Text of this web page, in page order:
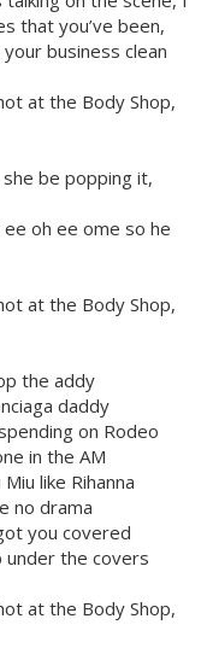
that you’ve been,
business clean
at the Body Shop,
she be popping it,
oh ee ome so he
at the Body Shop,
the addy
daddy
on Rodeo
in the AM
like Rihanna
no drama
you covered
under the covers
at the Body Shop,